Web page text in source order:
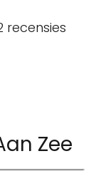
recensies
Zee